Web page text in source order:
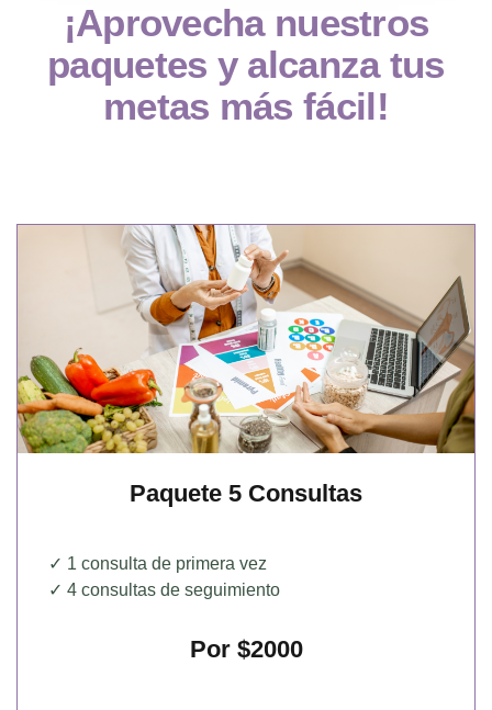
¡Aprovecha nuestros
paquetes y alcanza tus
metas más fácil!
Paquete 5 Consultas
✓ 1 consulta de primera vez
✓ 4 consultas de seguimiento
Por $2000